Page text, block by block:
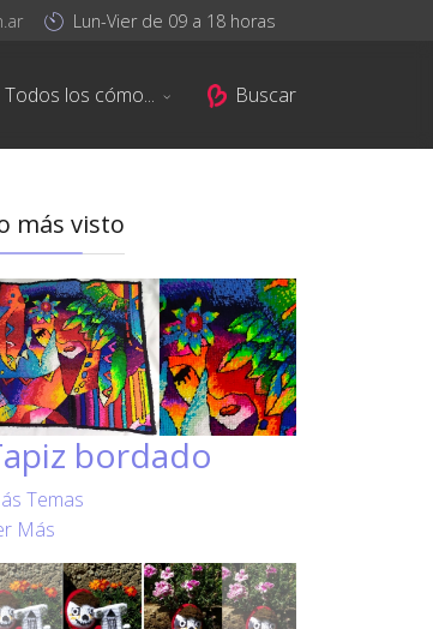
Lun-Vier de 09 a 18 horas
Todos los cómo... Buscar
más visto
bordado
Temas
Más